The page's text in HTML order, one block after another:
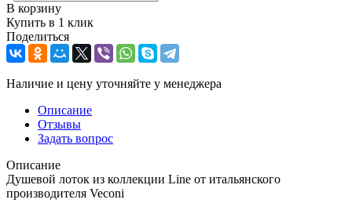
В корзину
Купить в 1 клик
Поделиться
Наличие и цену уточняйте у менеджера
Описание
Отзывы
Задать вопрос
Описание
Душевой лоток из коллекции Line от итальянского
производителя Veconi